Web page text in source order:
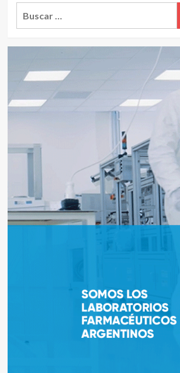
para
la
prevención
no
transmisibles
entradas